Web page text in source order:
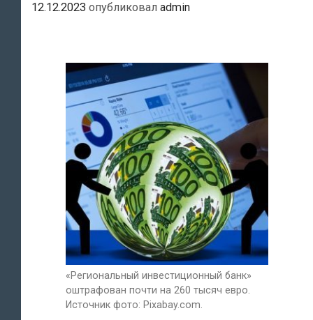
12.12.2023 опубликовал admin
«Региональный инвестиционный банк»
оштрафован почти на 260 тысяч евро.
Источник фото: Pixabay.com.